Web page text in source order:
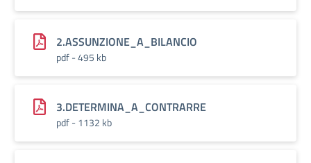
2.ASSUNZIONE_A_BILANCIO
pdf - 495 kb
3.DETERMINA_A_CONTRARRE
pdf - 1132 kb